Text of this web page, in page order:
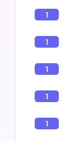
1
1
1
1
1